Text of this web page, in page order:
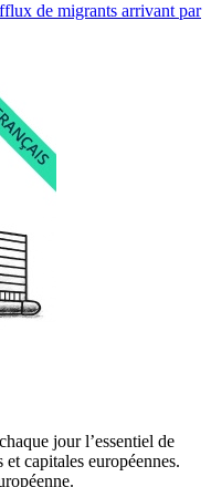
de migrants arrivant par
jour l’essentiel de
capitales européennes.